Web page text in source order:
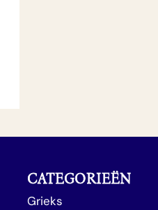
CATEGORIEËN
Grieks